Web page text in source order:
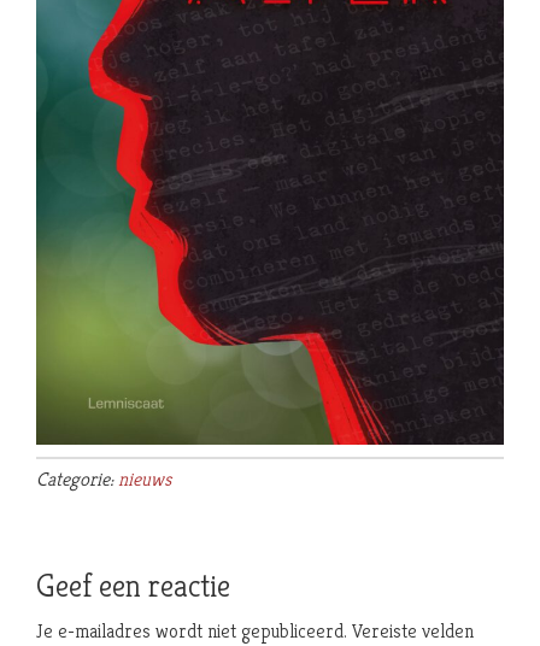
Categorie:nieuws
Geef een reactie
Je e-mailadres wordt niet gepubliceerd. Vereiste velden